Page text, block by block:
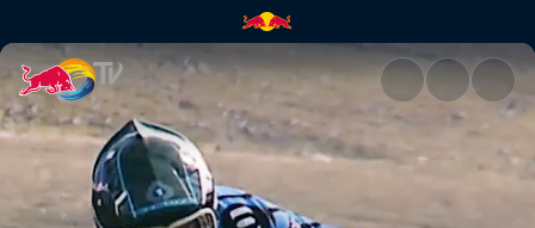
Open season | Red Bull TV